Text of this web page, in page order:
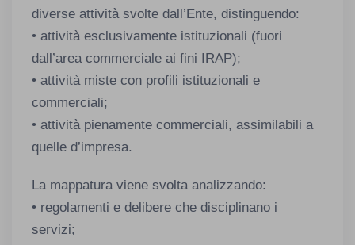
diverse attività svolte dall’Ente, distinguendo:
• attività esclusivamente istituzionali (fuori
dall’area commerciale ai fini IRAP);
• attività miste con profili istituzionali e
commerciali;
• attività pienamente commerciali, assimilabili a
quelle d’impresa.
La mappatura viene svolta analizzando:
• regolamenti e delibere che disciplinano i
servizi;